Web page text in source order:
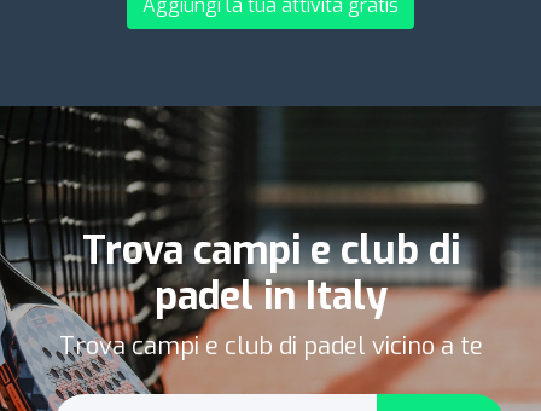
Aggiungi la tua attività gratis
Trova campi e club di
padel in Italy
Trova campi e club di padel vicino a te